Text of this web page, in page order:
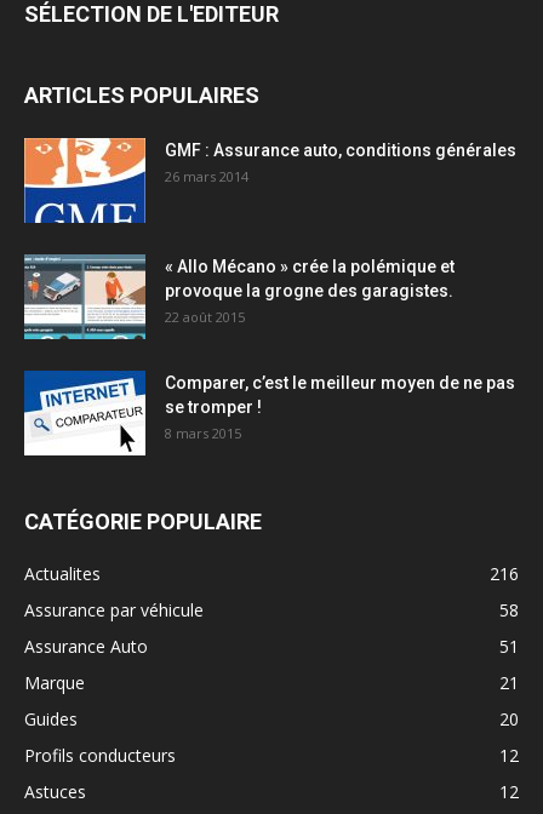
SÉLECTION DE L'EDITEUR
ARTICLES POPULAIRES
GMF : Assurance auto, conditions générales
26 mars 2014
« Allo Mécano » crée la polémique et
provoque la grogne des garagistes.
22 août 2015
Comparer, c’est le meilleur moyen de ne pas
se tromper !
8 mars 2015
CATÉGORIE POPULAIRE
Actualites
216
Assurance par véhicule
58
Assurance Auto
51
Marque
21
Guides
20
Profils conducteurs
12
Astuces
12